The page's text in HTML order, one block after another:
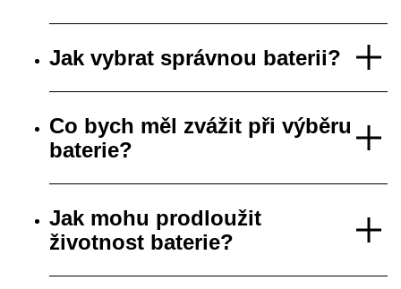
Jak vybrat správnou baterii?
Co bych měl zvážit při výběru
baterie?
Jak mohu prodloužit
životnost baterie?